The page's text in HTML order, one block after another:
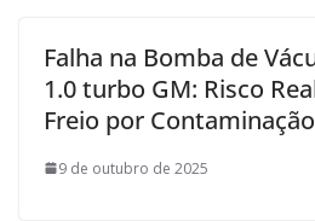
Falha na Bomba de
1.0 turbo GM: Risco
Freio por
9 de outubro de 2025